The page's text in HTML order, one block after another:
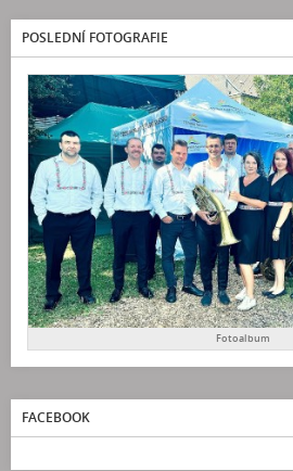
POSLEDNÍ FOTOGRAFIE
Fotoalbum
FACEBOOK